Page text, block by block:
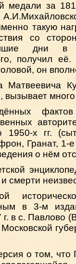
медали за
такую
со
дни в
получил
он
Матвеевича
вызывает
х гг.
Гранат,
о нём
смерти
в 3-м
в с. Павлово
о том, что